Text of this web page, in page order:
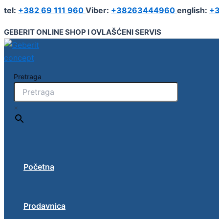
Pređi
sadržaj
tel: +382 69 111 960 Viber: +38263444960 english:
GEBERIT ONLINE SHOP I OVLAŠĆENI SERVIS
Pretraga
×
Početna
Prodavnica